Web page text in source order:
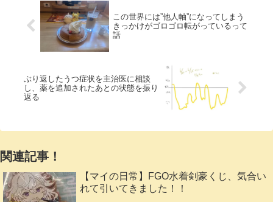
この世界には”他人軸”になってしまう
きっかけがゴロゴロ転がっているって
話
ぶり返したうつ症状を主治医に相談
し、薬を追加されたあとの状態を振り
返る
関連記事！
【マイの日常】FGO水着剣豪くじ、気合い
れて引いてきました！！